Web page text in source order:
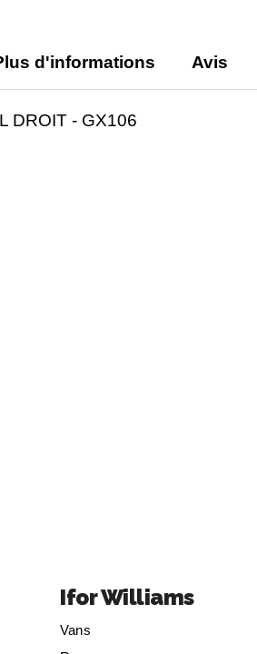
d'informations Avis
DROIT - GX106
Ifor Williams
Vans